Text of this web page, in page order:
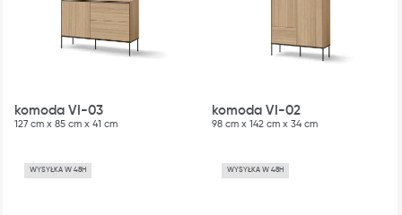
komoda VI-03
127 cm x 85 cm x 41 cm
komoda VI-02
98 cm x 142 cm x 34 cm
WYSYŁKA W 48H WYSYŁKA W 48H